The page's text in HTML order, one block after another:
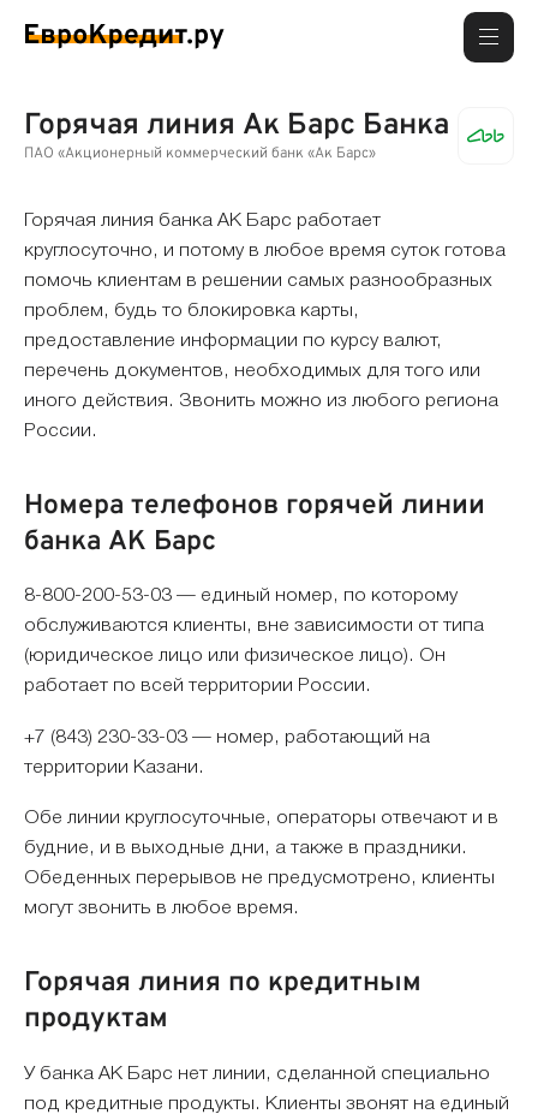
Горячая линия Ак Барс Банка
ПАО «Акционерный коммерческий банк «Ак Барс»
Горячая линия банка АК Барс работает
круглосуточно, и потому в любое время суток готова
помочь клиентам в решении самых разнообразных
проблем, будь то блокировка карты,
предоставление информации по курсу валют,
перечень документов, необходимых для того или
иного действия. Звонить можно из любого региона
России.
Номера телефонов горячей линии
банка АК Барс
8-800-200-53-03 — единый номер, по которому
обслуживаются клиенты, вне зависимости от типа
(юридическое лицо или физическое лицо). Он
работает по всей территории России.
+7 (843) 230-33-03 — номер, работающий на
территории Казани.
Обе линии круглосуточные, операторы отвечают и в
будние, и в выходные дни, а также в праздники.
Обеденных перерывов не предусмотрено, клиенты
могут звонить в любое время.
Горячая линия по кредитным
продуктам
У банка АК Барс нет линии, сделанной специально
под кредитные продукты. Клиенты звонят на единый